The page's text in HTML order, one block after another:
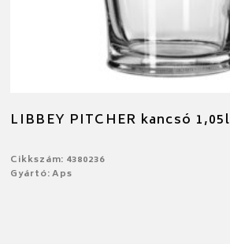
LIBBEY PITCHER kancsó 1,05l
Cikkszám: 4380236
Gyártó: Aps